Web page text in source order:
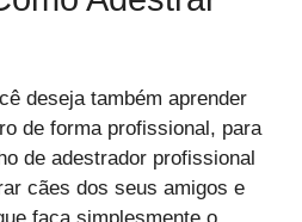
deseja também aprender
de forma profissional, para
de adestrador profissional
cães dos seus amigos e